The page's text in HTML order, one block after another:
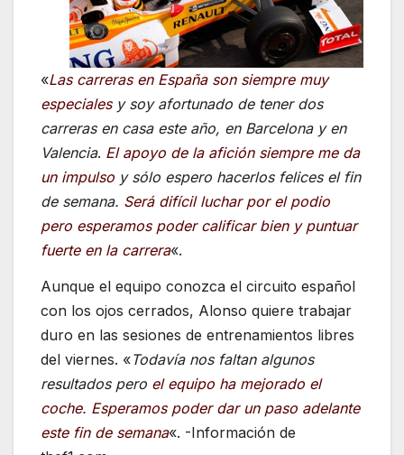
«Las carreras en España son siempre muy
especialesy soy afortunado de tener dos
carreras en casa este año, en Barcelona y en
Valencia. El apoyo de la afición siempre me da
un impulso y sólo espero hacerlos felices el fin
de semana. Será difícil luchar por el podio
pero esperamos poder calificar bien y puntuar
fuerte en la carrera«.
Aunque el equipo conozca el circuito español
con los ojos cerrados, Alonso quiere trabajar
duro en las sesiones de entrenamientos libres
del viernes. «Todavía nos faltan algunos
resultados pero el equipo ha mejorado el
coche. Esperamos poder dar un paso adelante
este fin de semana«. -Información de